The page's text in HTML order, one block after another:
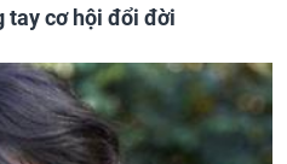
tay cơ hội đổi đời